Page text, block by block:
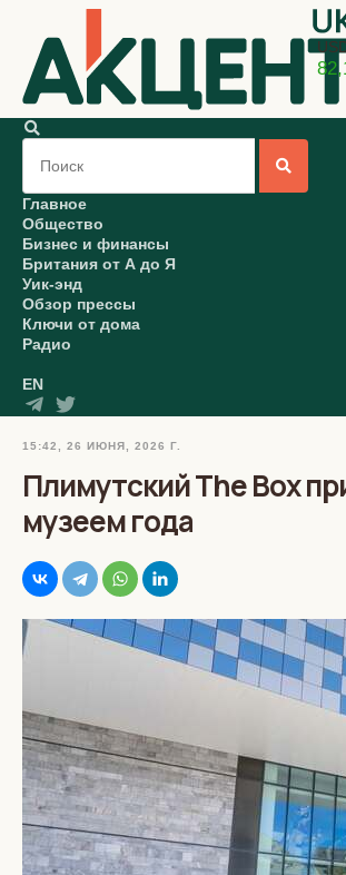
Главное
Общество
Бизнес и финансы
Британия от А до Я
Уик-энд
Обзор прессы
Ключи от дома
Радио
EN
15:42, 26 ИЮНЯ, 2026 Г.
Плимутский The Box
музеем года